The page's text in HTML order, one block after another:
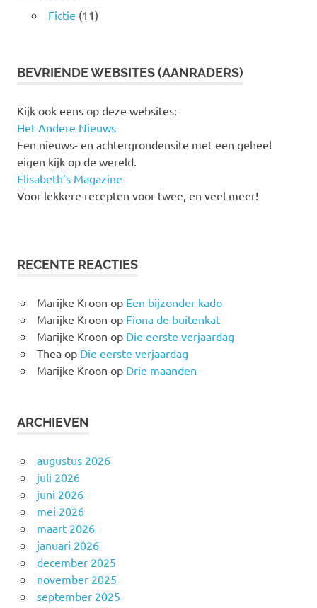
Fictie (11)
BEVRIENDE WEBSITES (AANRADERS)
Kijk ook eens op deze websites:
Het Andere Nieuws
Een nieuws- en achtergrondensite met een geheel
eigen kijk op de wereld.
Elisabeth’s Magazine
Voor lekkere recepten voor twee, en veel meer!
RECENTE REACTIES
Marijke Kroon op Een bijzonder kado
Marijke Kroon op Fiona de buitenkat
Marijke Kroon op Die eerste verjaardag
Theaop Die eerste verjaardag
Marijke Kroon op Drie maanden
ARCHIEVEN
augustus 2026
juli 2026
juni 2026
mei 2026
maart 2026
januari 2026
december 2025
november 2025
september 2025